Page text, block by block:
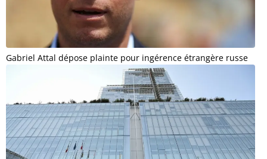
Gabriel Attal dépose plainte pour ingérence étrangère russe